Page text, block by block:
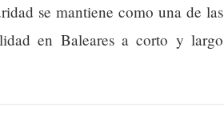
se mantiene como una de las
en Baleares a corto y largo